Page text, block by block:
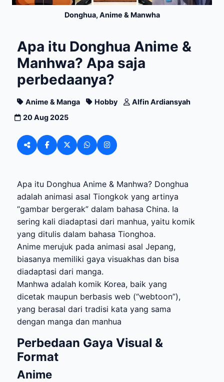
Donghua, Anime & Manwha
Apa itu Donghua Anime &
Manhwa? Apa saja
perbedaanya?
Anime & Manga Hobby
Alfin Ardiansyah
20 Aug 2025
Apa itu Donghua Anime & Manhwa? Donghua
adalah animasi asal Tiongkok yang artinya
“gambar bergerak” dalam bahasa China. Ia
sering kali diadaptasi dari manhua, yaitu komik
yang ditulis dalam bahasa Tionghoa.
Anime merujuk pada animasi asal Jepang,
biasanya memiliki gaya visuakhas dan bisa
diadaptasi dari manga.
Manhwa adalah komik Korea, baik yang
dicetak maupun berbasis web (“webtoon”),
yang berasal dari tradisi kata yang sama
dengan manga dan manhua
Perbedaan Gaya Visual &
Format
Anime